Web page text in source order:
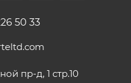
50 33
пр-д, 1 стр.10